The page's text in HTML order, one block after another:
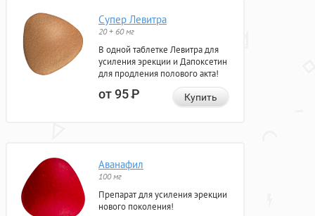
Супер Левитра
20 + 60 мг
В одной таблетке Левитра для
усиления эрекции и Дапоксетин
для продления полового акта!
от 95Р Купить
Аванафил
100 мг
Препарат для усиления эрекции
нового поколения!